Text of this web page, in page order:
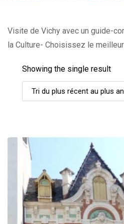
Visite de Vichy avec un guide-
la Culture- Choisissez le
Showing the single result